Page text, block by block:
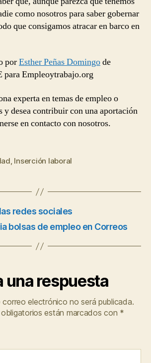
como nosotros para saber gobernar
que consigamos atracar en barco en
porEsther Peñas Domingode
para Empleoytrabajo.org
experta en temas de empleo o
y desea contribuir con una aportación
en contacto con nosotros.
, Inserción laboral
redes sociales
bolsas de empleo en Correos
una respuesta
correo electrónico no será publicada.
están marcados con *